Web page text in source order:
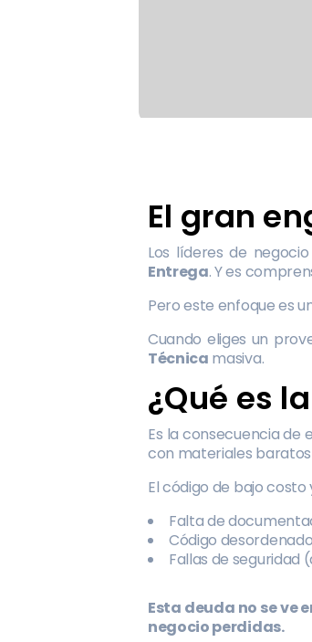
El gran
Los líderes de
Entrega. Y es
Pero este enfoque es
Cuando eliges un
Técnica masiva.
¿Qué es
Es la consecuencia de
con materiales
El código de bajo
Falta de
Código
Fallas de
Esta deuda no se ve
negocio perdidas.